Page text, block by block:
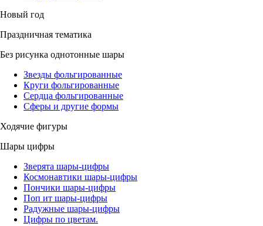
Новый год
Праздничная тематика
Без рисунка однотонные шары
Звезды фольгированные
Круги фольгированные
Сердца фольгированные
Сферы и другие формы
Ходячие фигуры
Шары цифры
Зверята шары-цифры
Космонавтики шары-цифры
Пончики шары-цифры
Поп ит шары-цифры
Радужные шары-цифры
Цифры по цветам.